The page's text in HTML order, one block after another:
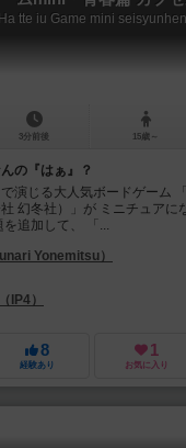
Ha tte iu Game mini seisyunhen
3分前後 15歳～
の『はぁ』？
演じる大人気ボードゲーム
幻冬社）」が ミニチュアに
追加して、 「...
Yonemitsu）
IP4）
8
経験あり
1
お気に入り